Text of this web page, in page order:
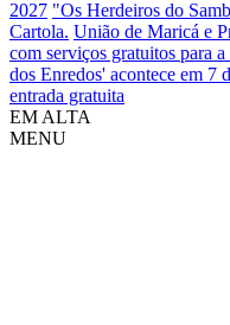
2027 "Os Herdeiros do
Cartola. União de Maricá e
com serviços gratuitos para
dos Enredos' acontece em 7
entrada gratuita
EM ALTA
MENU